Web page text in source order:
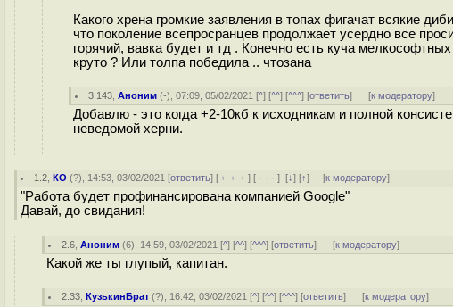
Какого хрена громкие заявления в топах фигачат всякие
что поколение всепросранцев продолжает усердно все
горячий, вавка будет и тд . Конечно есть куча
круто ? Или толпа победила .. чтозана
3.143 ,Аноним (-), 07:09, 05/02/2021 [^] [^^] [^^^] [ответить] [к модератору]
Добавлю - это когда +2-10кб к исходникам и полной
неведомой херни.
1.2 ,КО (?), 14:53, 03/02/2021 [ответить] [ ﹢﹢﹢] [ · · ·][↓] [↑] [к модератору]
"Работа будет профинансирована компанией Google"
Давай, до свидания!
2.6 ,Аноним (6), 14:59, 03/02/2021 [^] [^^] [^^^] [ответить] [к модератору]
Какой же ты глупый, капитан.
2.33 ,КузькинБрат (?), 16:42, 03/02/2021 [^] [^^] [^^^] [ответить] [к модератору]